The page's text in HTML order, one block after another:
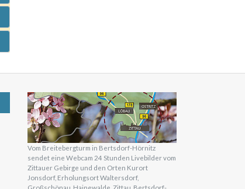
Vom Breitebergturm in Bertsdorf-Hörnitz
sendet eine Webcam 24 Stunden Livebilder vom
Zittauer Gebirge und den Orten Kurort
Jonsdorf, Erholungsort Waltersdorf,